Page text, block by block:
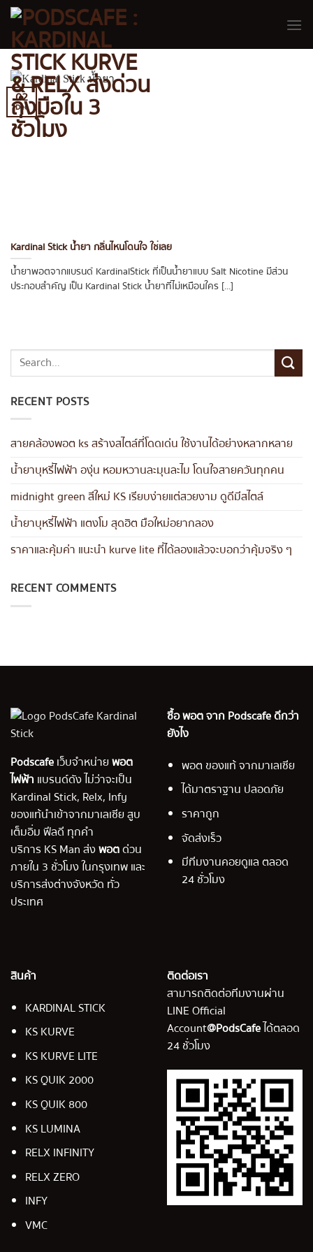
Skip
content
Kardinal Stick น้ำยา กลิ่นไหนโดนใจ ใช่เลย
น้ำยาพอตจากแบรนด์ KardinalStick ที่เป็นน้ำยาแบบ Salt Nicotine มีส่วน
ประกอบสำคัญ เป็น Kardinal Stick น้ำยาที่ไม่เหมือนใคร [...]
02
Dec
RECENT POSTS
สายคล้องพอต ks สร้างสไตล์ที่โดดเด่น ใช้งานได้อย่างหลากหลาย
น้ำยาบุหรี่ไฟฟ้า องุ่น หอมหวานละมุนละไม โดนใจสายควันทุกคน
midnight green สีใหม่ KS เรียบง่ายแต่สวยงาม ดูดีมีสไตล์
น้ำยาบุหรี่ไฟฟ้า แตงโม สุดฮิต มือใหม่อยากลอง
ราคาและคุ้มค่า แนะนำ kurve lite ที่ได้ลองแล้วจะบอกว่าคุ้มจริง ๆ
RECENT COMMENTS
Podscafeเว็บจำหน่ายพอต
ไฟฟ้า แบรนด์ดัง ไม่ว่าจะเป็น
Kardinal Stick, Relx, Infy
ของแท้นำเข้าจากมาเลเซีย สูบ
เต็มอิ่ม ฟีลดี ทุกคำ
บริการ KS Man ส่งพอตด่วน
ภายใน 3 ชั่วโมง ในกรุงเทพ และ
บริการส่งต่างจังหวัด ทั่ว
ประเทศ
ซื้อ พอต จาก Podscafe ดีกว่า
ยังไง
พอต ของแท้ จากมาเลเซีย
ได้มาตราฐาน ปลอดภัย
ราคาถูก
จัดส่งเร็ว
มีทีมงานคอยดูแล ตลอด
24 ชั่วโมง
สินค้า
KARDINAL STICK
KS KURVE
KS KURVE LITE
KS QUIK 2000
KS QUIK 800
KS LUMINA
RELX INFINITY
RELX ZERO
INFY
VMC
ติดต่อเรา
สามารถติดต่อทีมงานผ่าน
LINE Official
Account@PodsCafeได้ตลอด
24 ชั่วโมง